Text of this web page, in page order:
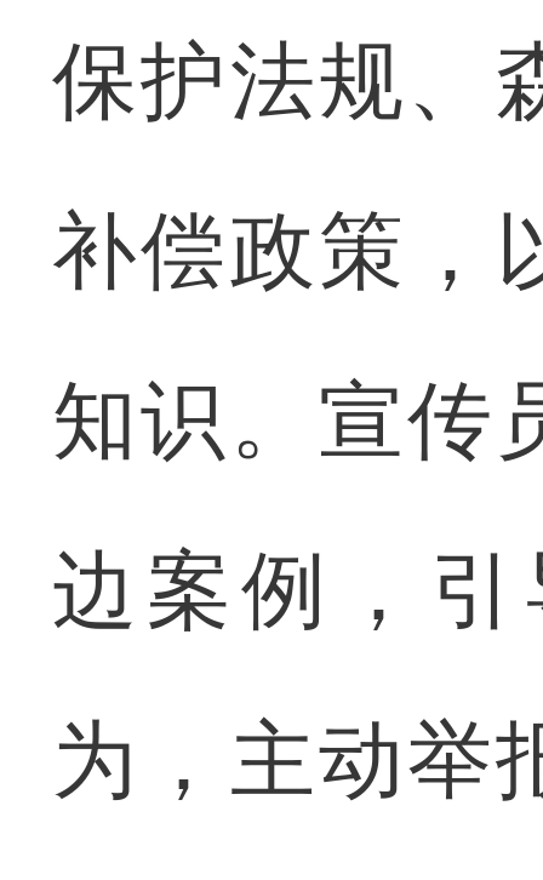
保护法规、
补偿政策，
知识。宣传
边案例，
为，主动举